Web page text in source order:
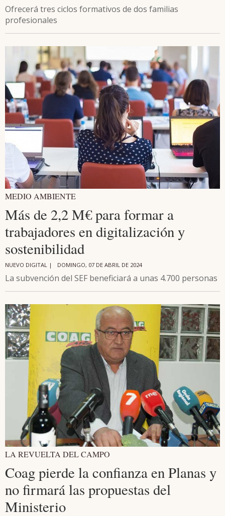
Ofrecerá tres ciclos formativos de dos familias
profesionales
MEDIO AMBIENTE
Más de 2,2 M€ para formar a
trabajadores en digitalización y
sostenibilidad
NUEVO DIGITAL | DOMINGO, 07 DE ABRIL DE 2024
La subvención del SEF beneficiará a unas 4.700 personas
LA REVUELTA DEL CAMPO
Coag pierde la confianza en Planas y
no firmará las propuestas del
Ministerio